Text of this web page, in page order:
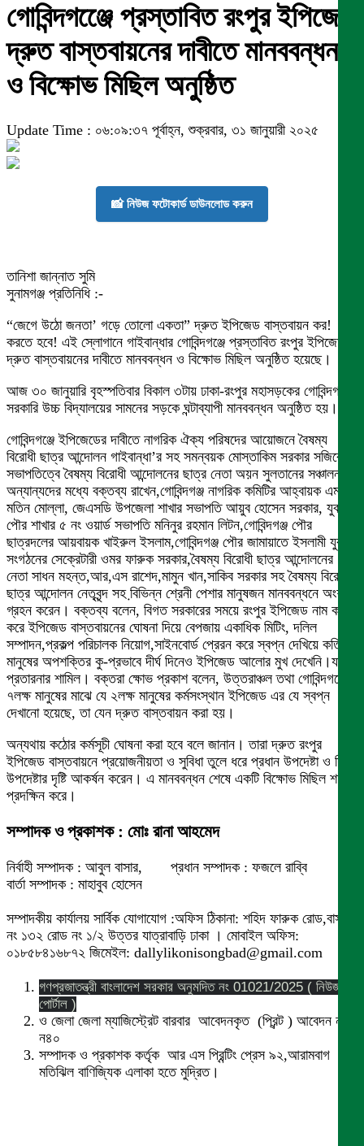
গোবিন্দগঞ্জেে প্রস্তাবিত রংপুর ইপিজেড
দ্রুত বাস্তবায়নের দাবীতে মানববন্ধন
ও বিক্ষোভ মিছিল অনুষ্ঠিত
Update Time : ০৬:০৯:৩৭ পূর্বাহ্ন, শুক্রবার, ৩১ জানুয়ারী ২০২৫
📸 নিউজ ফটোকার্ড ডাউনলোড করুন
তানিশা জান্নাত সুমি
সুনামগঞ্জ প্রতিনিধি :-
“জেগে উঠো জনতা’ গড়ে তোলো একতা” দ্রুত ইপিজেড বাস্তবায়ন কর!
করতে হবে! এই স্লোগানে গাইবান্ধার গোবিন্দগঞ্জে প্রস্তাবিত রংপুর ইপিজেড
দ্রুত বাস্তবায়নের দাবীতে মানববন্ধন ও বিক্ষোভ মিছিল অনুষ্ঠিত হয়েছে।
আজ ৩০ জানুয়ারি বৃহস্পতিবার বিকাল ৩টায় ঢাকা-রংপুর মহাসড়কের গোবিন্দগঞ্জ
সরকারি উচ্চ বিদ্যালয়ের সামনের সড়কে ঘন্টাব্যাপী মানববন্ধন অনুষ্ঠিত হয়।
গোবিন্দগঞ্জে ইপিজেডের দাবীতে নাগরিক ঐক্য পরিষদের আয়োজনে বৈষম্য
বিরোধী ছাত্র আন্দোলন গাইবান্ধা’র সহ সমন্বয়ক মোস্তাকিম সরকার সজিবের
সভাপতিত্বে বৈষম্য বিরোধী আন্দোলনের ছাত্র নেতা অয়ন সুলতানের সঞ্চালনায়
অন্যান্যদের মধ্যে বক্তব্য রাখেন,গোবিন্দগঞ্জ নাগরিক কমিটির আহ্বায়ক এম,এ
মতিন মোল্লা, জেএসডি উপজেলা শাখার সভাপতি আয়ুব হোসেন সরকার, যুবদল
পৌর শাখার ৫ নং ওয়ার্ড সভাপতি মনিনুর রহমান লিটন,গোবিন্দগঞ্জ পৌর
ছাত্রদলের আয়বায়ক খাইরুল ইসলাম,গোবিন্দগঞ্জ পৌর জামায়াতে ইসলামী যুব
সংগঠনের সেক্রেটারী ওমর ফারুক সরকার,বৈষম্য বিরোধী ছাত্র আন্দোলনের
নেতা সাধন মহন্ত,আর,এস রাশেদ,মামুন খান,সাকিব সরকার সহ বৈষম্য বিরোধী
ছাত্র আন্দোলন নেতৃবৃন্দ সহ বি়ভিন্ন শ্রেনী পেশার মানুষজন মানববন্ধনে অংশ
গ্রহন করেন। বক্তব্য বলেন, বিগত সরকারের সময়ে রংপুর ইপিজেড নাম করন
করে ইপিজেড বাস্তবায়নের ঘোষনা দিয়ে বেপজায় একাধিক মিটিং, দলিল
সম্পাদন,প্রকল্প পরিচালক নিয়োগ,সাইনবোর্ড প্রেরন করে স্বপ্ন দেখিয়ে কতিপয়
মানুষের অপশক্তির কু-প্রভাবে দীর্ঘ দিনেও ইপিজেড আলোর মুখ দেখেনি।যা
প্রতারনার শামিল। বক্তরা ক্ষোভ প্রকাশ বলেন, উত্তরাঞ্চল তথা গোবিন্দগঞ্জের
৭লক্ষ মানুষের মাঝে যে ২লক্ষ মানুষের কর্মসংস্থান ইপিজেড এর যে স্বপ্ন
দেখানো হয়েছে, তা যেন দ্রুত বাস্তবায়ন করা হয়।
অন্যথায় কঠোর কর্মসূচী ঘোষনা করা হবে বলে জানান। তারা দ্রুত রংপুর
ইপিজেড বাস্তবায়নে প্রয়োজনীয়তা ও সুবিধা তুলে ধরে প্রধান উপদেষ্টা ও শিল্প
উপদেষ্টার দৃষ্টি আকর্ষন করেন। এ মানববন্ধন শেষে একটি বিক্ষোভ মিছিল শহর
প্রদক্ষিন করে।
সম্পাদক ও প্রকাশক : মোঃ রানা আহমেদ
নির্বাহী সম্পাদক : আবুল বাসার, প্রধান সম্পাদক : ফজলে রাব্বি
বার্তা সম্পাদক : মাহাবুব হোসেন
সম্পাদকীয় কার্যালয় সার্বিক যোগাযোগ :অফিস ঠিকানা: শহিদ ফারুক রোড,বাসা
নং ১৩২ রোড নং ১/২ উত্তর যাত্রাবাড়ি ঢাকা । মোবাইল অফিস:
০১৮৫৮৪১৬৮৭২ জিমেইল: dallylikonisongbad@gmail.com
গণপ্রজাতন্ত্রী বাংলাদেশ সরকার অনুমদিত নং 01021/2025 ( নিউজ
পোর্টাল )
ও জেলা জেলা ম্যাজিস্ট্রেট বারবার আবেদনকৃত (প্রিন্ট ) আবেদন নং
ন৪০
সম্পাদক ও প্রকাশক কর্তৃক আর এস প্রিন্টিং প্রেস ৯২,আরামবাগ
মতিঝিল বাণিজ্যিক এলাকা হতে মুদ্রিত।